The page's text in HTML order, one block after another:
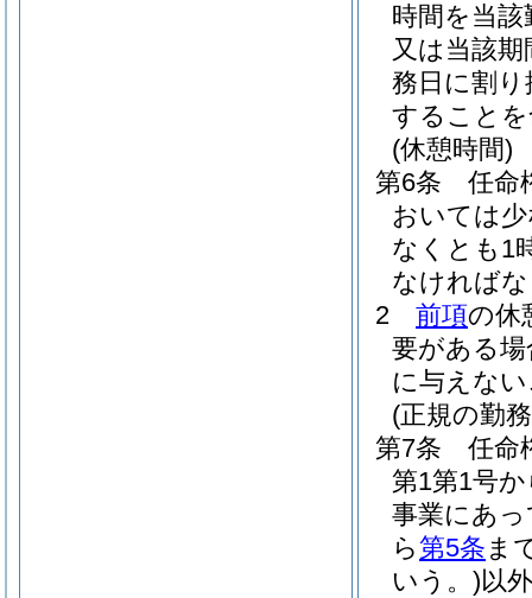
時間を当
又は当該
務日に割
すること
(休憩時間)
第6条
任命
おいては
なくとも1
なければ
2
前項の休
要がある
に与えな
(正規の勤
第7条
任命
第1第1号
事業にあ
ら第5条 ま
いう。)以